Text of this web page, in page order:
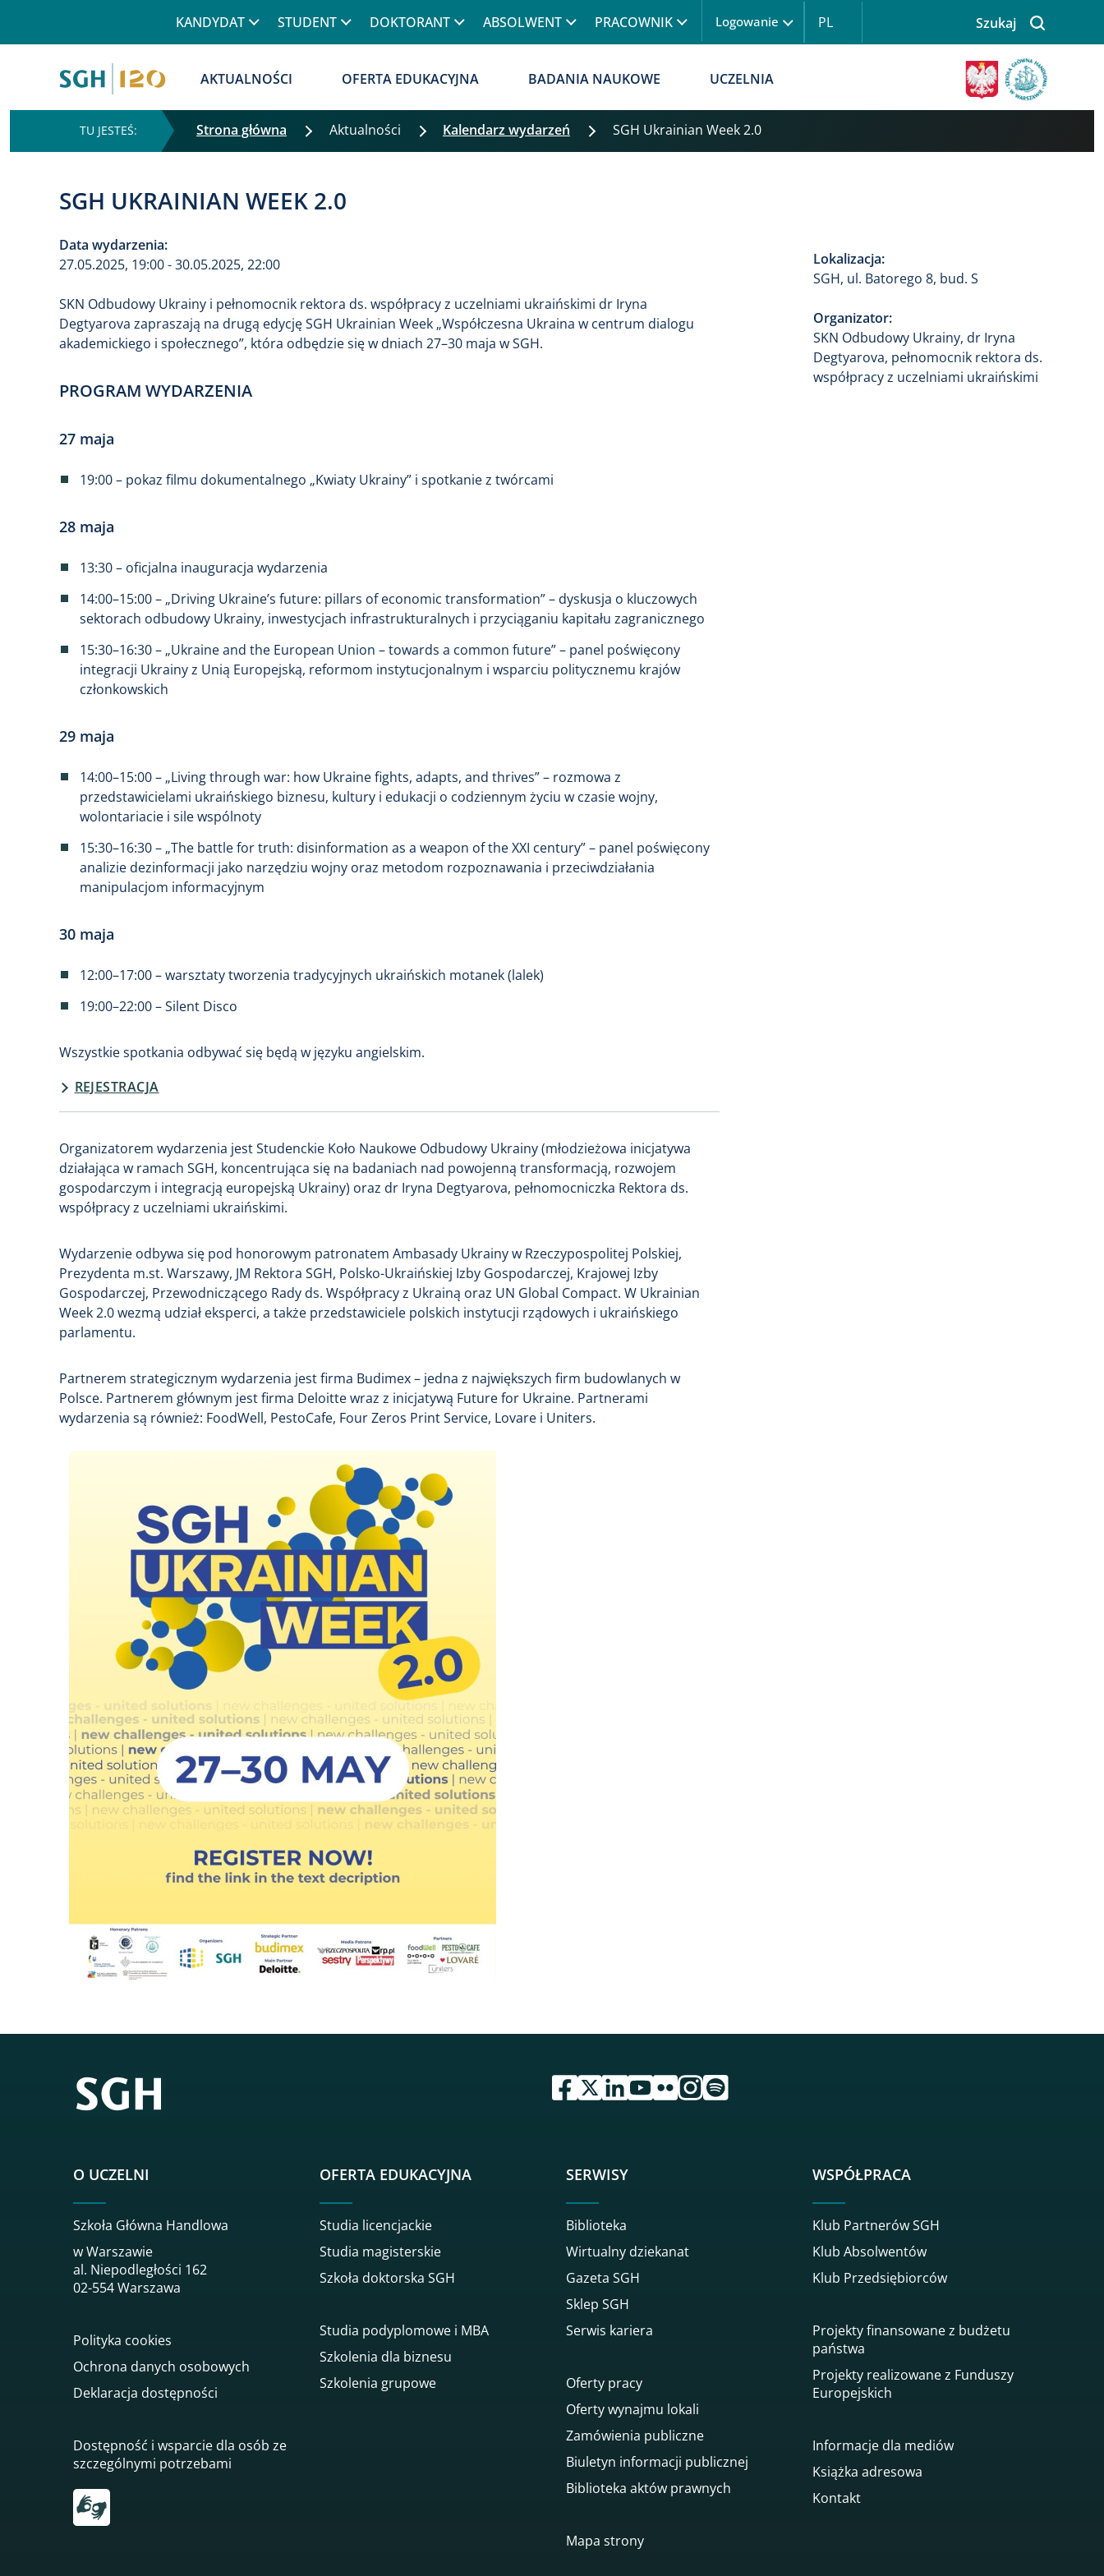
KANDYDAT STUDENT DOKTORANT ABSOLWENT PRACOWNIK Menu logowanie
Logowanie PL
Szukaj
AKTUALNOŚCI
OFERTA EDUKACYJNA BADANIA NAUKOWE UCZELNIA
Obraz
Strona główna Aktualności Kalendarz wydarzeń SGH Ukrainian Week 2.0
SGH UKRAINIAN WEEK 2.0
Data wydarzenia:
27.05.2025, 19:00 - 30.05.2025, 22:00
SKN Odbudowy Ukrainy i pełnomocnik rektora ds. współpracy z uczelniami ukraińskimi dr Iryna
Degtyarova zapraszają na drugą edycję SGH Ukrainian Week „Współczesna Ukraina w centrum dialogu
akademickiego i społecznego”, która odbędzie się w dniach 27–30 maja w SGH.
PROGRAM WYDARZENIA
27 maja
19:00 – pokaz filmu dokumentalnego „Kwiaty Ukrainy” i spotkanie z twórcami
28 maja
13:30 – oficjalna inauguracja wydarzenia
14:00–15:00 – „Driving Ukraine’s future: pillars of economic transformation” – dyskusja o kluczowych
sektorach odbudowy Ukrainy, inwestycjach infrastrukturalnych i przyciąganiu kapitału zagranicznego
15:30–16:30 – „Ukraine and the European Union – towards a common future” – panel poświęcony
integracji Ukrainy z Unią Europejską, reformom instytucjonalnym i wsparciu politycznemu krajów
członkowskich
29 maja
14:00–15:00 – „Living through war: how Ukraine fights, adapts, and thrives” – rozmowa z
przedstawicielami ukraińskiego biznesu, kultury i edukacji o codziennym życiu w czasie wojny,
wolontariacie i sile wspólnoty
15:30–16:30 – „The battle for truth: disinformation as a weapon of the XXI century” – panel poświęcony
analizie dezinformacji jako narzędziu wojny oraz metodom rozpoznawania i przeciwdziałania
manipulacjom informacyjnym
30 maja
12:00–17:00 – warsztaty tworzenia tradycyjnych ukraińskich motanek (lalek)
19:00–22:00 – Silent Disco
Wszystkie spotkania odbywać się będą w języku angielskim.
REJESTRACJA
Organizatorem wydarzenia jest Studenckie Koło Naukowe Odbudowy Ukrainy (młodzieżowa inicjatywa
działająca w ramach SGH, koncentrująca się na badaniach nad powojenną transformacją, rozwojem
gospodarczym i integracją europejską Ukrainy) oraz dr Iryna Degtyarova, pełnomocniczka Rektora ds.
współpracy z uczelniami ukraińskimi.
Wydarzenie odbywa się pod honorowym patronatem Ambasady Ukrainy w Rzeczypospolitej Polskiej,
Prezydenta m.st. Warszawy, JM Rektora SGH, Polsko-Ukraińskiej Izby Gospodarczej, Krajowej Izby
Gospodarczej, Przewodniczącego Rady ds. Współpracy z Ukrainą oraz UN Global Compact. W Ukrainian
Week 2.0 wezmą udział eksperci, a także przedstawiciele polskich instytucji rządowych i ukraińskiego
parlamentu.
Partnerem strategicznym wydarzenia jest firma Budimex – jedna z największych firm budowlanych w
Polsce. Partnerem głównym jest firma Deloitte wraz z inicjatywą Future for Ukraine. Partnerami
wydarzenia są również: FoodWell, PestoCafe, Four Zeros Print Service, Lovare i Uniters.
Lokalizacja:
SGH, ul. Batorego 8, bud. S
Organizator:
SKN Odbudowy Ukrainy, dr Iryna
Degtyarova, pełnomocnik rektora ds.
współpracy z uczelniami ukraińskimi
przejdź do serwisu facebook sgh
przejdź do serwisu twitter sgh
przejdź do serwisu linkedin sgh
przejdź do serwisu youtube sgh
przejdź do serwisu flickr sgh
przejdź do serwisu instagram sgh
przejdź do serwisu spotify sgh
O UCZELNI
Szkoła Główna Handlowa
w Warszawie
al. Niepodległości 162
02-554 Warszawa
Polityka cookies
Ochrona danych osobowych
Deklaracja dostępności
Dostępność i wsparcie dla osób ze
szczególnymi potrzebami
Przekierowanie do tłumacza on-line języka migowego
OFERTA EDUKACYJNA
Studia licencjackie
Studia magisterskie
Szkoła doktorska SGH
Studia podyplomowe i MBA
Szkolenia dla biznesu
Szkolenia grupowe
SERWISY
Biblioteka
Wirtualny dziekanat
Gazeta SGH
Sklep SGH
Serwis kariera
Oferty pracy
Oferty wynajmu lokali
Zamówienia publiczne
Biuletyn informacji publicznej
Biblioteka aktów prawnych
Mapa strony
WSPÓŁPRACA
Klub Partnerów SGH
Klub Absolwentów
Klub Przedsiębiorców
Projekty finansowane z budżetu
państwa
Projekty realizowane z Funduszy
Europejskich
Informacje dla mediów
Książka adresowa
Kontakt